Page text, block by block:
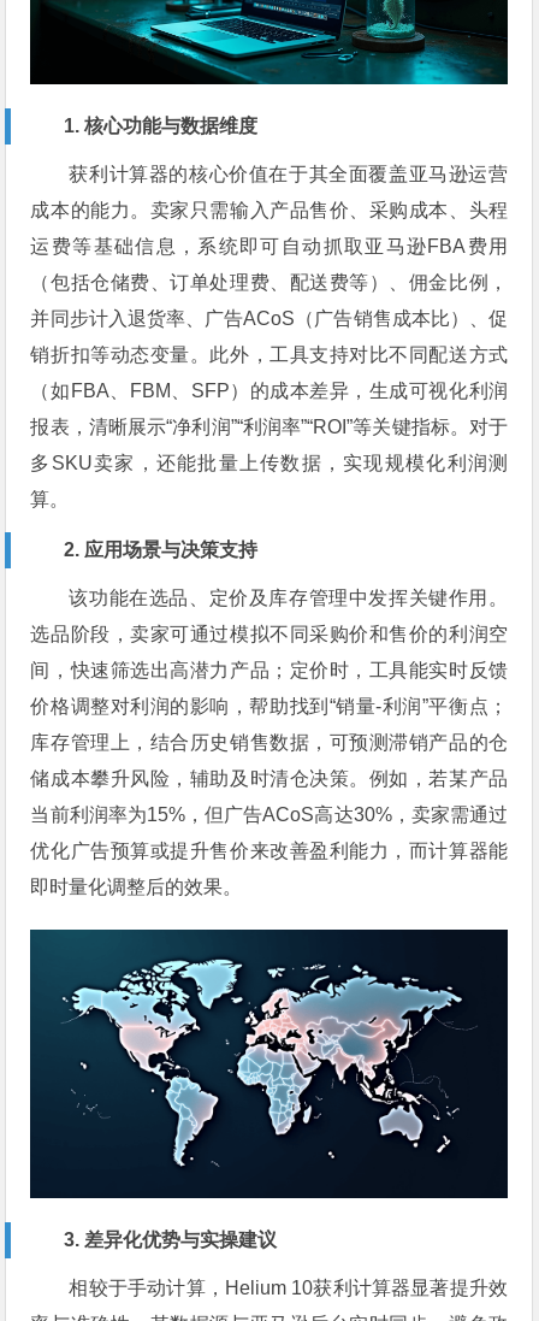
1. 核心功能与数据维度
获利计算器的核心价值在于其全面覆盖亚马逊运营
成本的能力。卖家只需输入产品售价、采购成本、头程
运费等基础信息，系统即可自动抓取亚马逊FBA费用
（包括仓储费、订单处理费、配送费等）、佣金比例，
并同步计入退货率、广告ACoS（广告销售成本比）、促
销折扣等动态变量。此外，工具支持对比不同配送方式
（如FBA、FBM、SFP）的成本差异，生成可视化利润
报表，清晰展示“净利润”“利润率”“ROI”等关键指标。对于
多SKU卖家，还能批量上传数据，实现规模化利润测
算。
2. 应用场景与决策支持
该功能在选品、定价及库存管理中发挥关键作用。
选品阶段，卖家可通过模拟不同采购价和售价的利润空
间，快速筛选出高潜力产品；定价时，工具能实时反馈
价格调整对利润的影响，帮助找到“销量-利润”平衡点；
库存管理上，结合历史销售数据，可预测滞销产品的仓
储成本攀升风险，辅助及时清仓决策。例如，若某产品
当前利润率为15%，但广告ACoS高达30%，卖家需通过
优化广告预算或提升售价来改善盈利能力，而计算器能
即时量化调整后的效果。
3. 差异化优势与实操建议
相较于手动计算，Helium 10获利计算器显著提升效